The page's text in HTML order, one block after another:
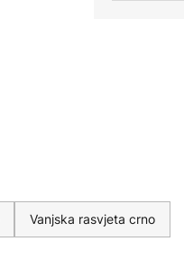
Vanjska rasvjeta crno